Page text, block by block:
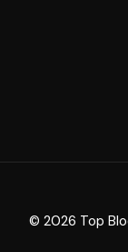
© 2026 Top